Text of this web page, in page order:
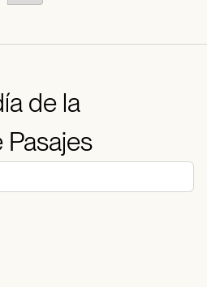
de la